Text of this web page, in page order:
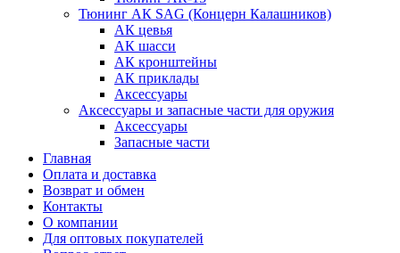
Тюнинг АК SAG (Концерн Калашников)
АК цевья
АК шасси
АК кронштейны
АК приклады
Аксессуары
Аксессуары и запасные части для оружия
Аксессуары
Запасные части
Главная
Оплата и доставка
Возврат и обмен
Контакты
О компании
Для оптовых покупателей